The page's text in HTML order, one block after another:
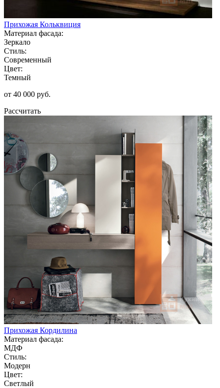
Прихожая Кольквиция
Материал фасада:
Зеркало
Стиль:
Современный
Цвет:
Темный
от 40 000 руб.
Рассчитать
Прихожая Кордилина
Материал фасада:
МДФ
Стиль:
Модерн
Цвет:
Светлый